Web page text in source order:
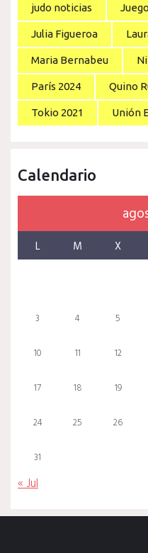
judo noticias
Julia Figueroa
Maria Bernabeu
París 2024 Quino
Tokio 2021 Unión
Calendario
L M X
3 4 5
10 11 12
17 18 19
24 25 26
31
« Jul